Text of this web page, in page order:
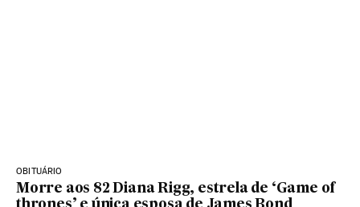
OBITUÁRIO
Morre aos 82 Diana Rigg, estrela de ‘Game of